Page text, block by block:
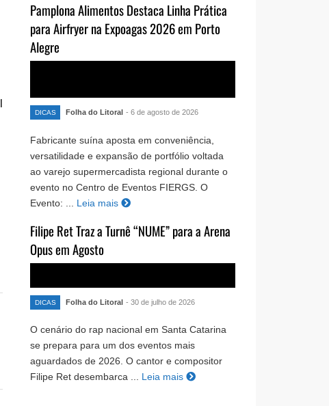
Pamplona Alimentos Destaca Linha Prática
para Airfryer na Expoagas 2026 em Porto
Alegre
DICAS Folha do Litoral - 6 de agosto de 2026
Fabricante suína aposta em conveniência,
versatilidade e expansão de portfólio voltada
ao varejo supermercadista regional durante o
evento no Centro de Eventos FIERGS. O
Evento: ...
Leia mais
Filipe Ret Traz a Turnê “NUME” para a Arena
Opus em Agosto
DICAS Folha do Litoral - 30 de julho de 2026
O cenário do rap nacional em Santa Catarina
se prepara para um dos eventos mais
aguardados de 2026. O cantor e compositor
Filipe Ret desembarca ... Leia mais